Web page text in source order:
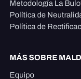
Metodología La
Política de
Política de
MÁS SOBRE
Equipo